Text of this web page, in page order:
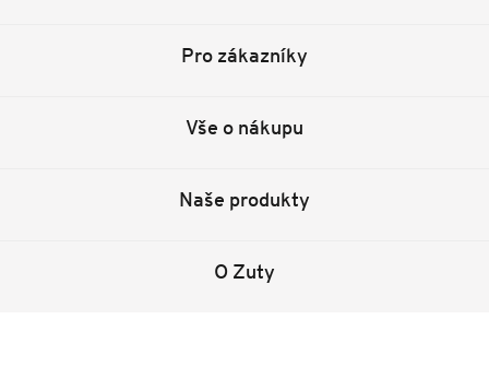
Pro zákazníky
Vše o nákupu
Naše produkty
O Zuty